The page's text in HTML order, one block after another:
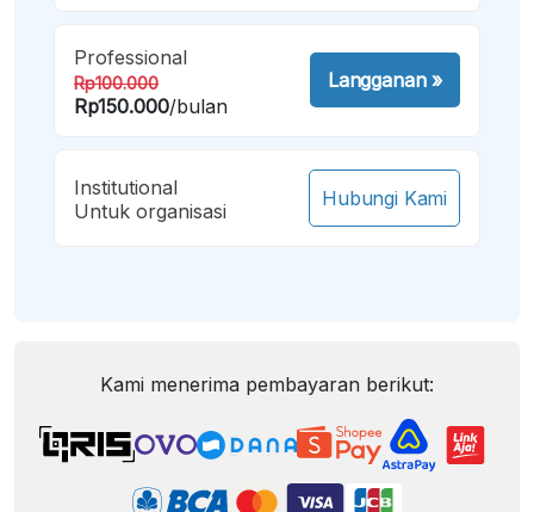
Professional
Rp100.000
Rp150.000/bulan
Langganan»
Institutional
Untuk organisasi
Hubungi Kami
Kami menerima pembayaran berikut: